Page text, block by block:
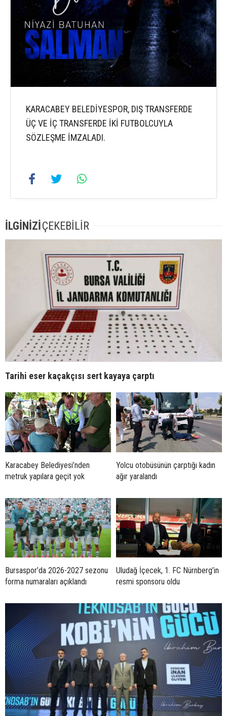
KARACABEY BELEDİYESPOR, DIŞ TRANSFERDE
ÜÇ VE İÇ TRANSFERDE İKİ FUTBOLCUYLA
SÖZLEŞME İMZALADI.
İLGİNİZİÇEKEBİLİR
Tarihi eser kaçakçısı sert kayaya çarptı
Karacabey Belediyesi’nden
metruk yapılara geçit yok
Yolcu otobüsünün çarptığı kadın
ağır yaralandı
Bursaspor’da 2026-2027 sezonu
forma numaraları açıklandı
Uludağ İçecek, 1. FC Nürnberg’in
resmi sponsoru oldu